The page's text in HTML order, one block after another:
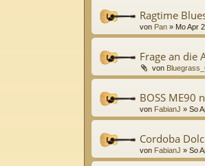
Ragtime
von Pan » Mo Apr
Frage an die
von
BOSS ME90
von FabianJ » So
Cordoba
von FabianJ » So